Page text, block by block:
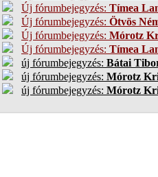
Új fórumbejegyzés: Tímea
Új fórumbejegyzés: Ötvös
Új fórumbejegyzés: Mórotz
Új fórumbejegyzés: Tímea
új fórumbejegyzés: Bátai
új fórumbejegyzés: Mórotz
új fórumbejegyzés: Mórotz